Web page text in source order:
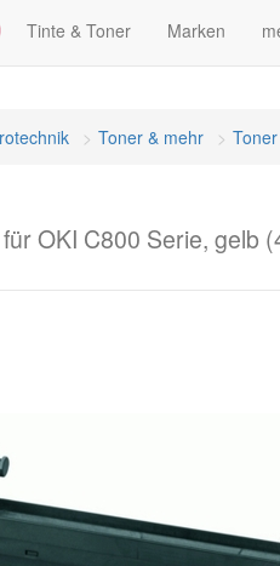
Tinte & Toner Marken
Toner & mehr
OKI C800 Serie, gelb